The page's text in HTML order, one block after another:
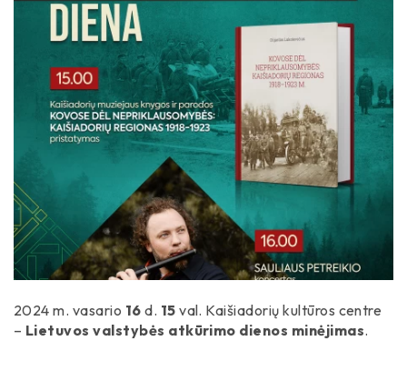
Istorija
2024 m. vasario 16 d. 15 val. Kaišiadorių kultūros centre
– Lietuvos valstybės atkūrimo dienos minėjimas.